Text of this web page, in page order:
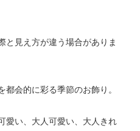
見え方が違う場合がありま
会的に彩る季節のお飾り。
愛い、大人可愛い、大人きれ